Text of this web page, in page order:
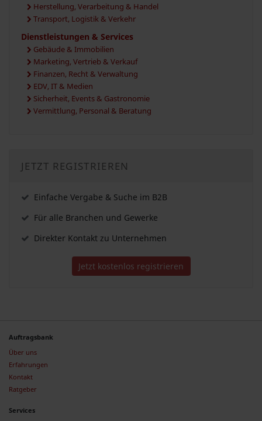
Herstellung, Verarbeitung & Handel
Transport, Logistik & Verkehr
Dienstleistungen & Services
Gebäude & Immobilien
Marketing, Vertrieb & Verkauf
Finanzen, Recht & Verwaltung
EDV, IT & Medien
Sicherheit, Events & Gastronomie
Vermittlung, Personal & Beratung
JETZT REGISTRIEREN
Einfache Vergabe & Suche im B2B
Für alle Branchen und Gewerke
Direkter Kontakt zu Unternehmen
Jetzt kostenlos registrieren
Auftragsbank
Über uns
Erfahrungen
Kontakt
Ratgeber
Services